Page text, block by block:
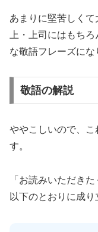
あまりに堅苦しく
上・上司にはもち
な敬語フレーズにな
敬語の解説
ややこしいので、こ
す。
「お読みいただき
以下のとおりに成り